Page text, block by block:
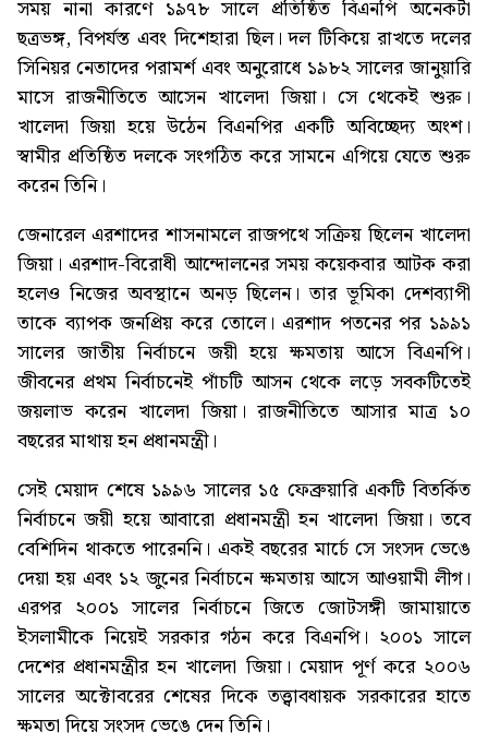
সময় নানা কারণে ১৯৭৮ সালে প্রতিষ্ঠিত বিএনপি অনেকটা
ছত্রভঙ্গ, বিপর্যস্ত এবং দিশেহারা ছিল। দল টিকিয়ে রাখতে দলের
সিনিয়র নেতাদের পরামর্শ এবং অনুরোধে ১৯৮২ সালের জানুয়ারি
মাসে রাজনীতিতে আসেন খালেদা জিয়া। সে থেকেই শুরু।
খালেদা জিয়া হয়ে উঠেন বিএনপির একটি অবিচ্ছেদ্য অংশ।
স্বামীর প্রতিষ্ঠিত দলকে সংগঠিত করে সামনে এগিয়ে যেতে শুরু
করেন তিনি।
জেনারেল এরশাদের শাসনামলে রাজপথে সক্রিয় ছিলেন খালেদা
জিয়া। এরশাদ-বিরোধী আন্দোলনের সময় কয়েকবার আটক করা
হলেও নিজের অবস্থানে অনড় ছিলেন। তার ভূমিকা দেশব্যাপী
তাকে ব্যাপক জনপ্রিয় করে তোলে। এরশাদ পতনের পর ১৯৯১
সালের জাতীয় নির্বাচনে জয়ী হয়ে ক্ষমতায় আসে বিএনপি।
জীবনের প্রথম নির্বাচনেই পাঁচটি আসন থেকে লড়ে সবকটিতেই
জয়লাভ করেন খালেদা জিয়া। রাজনীতিতে আসার মাত্র ১০
বছরের মাথায় হন প্রধানমন্ত্রী।
সেই মেয়াদ শেষে ১৯৯৬ সালের ১৫ ফেব্রুয়ারি একটি বিতর্কিত
নির্বাচনে জয়ী হয়ে আবারো প্রধানমন্ত্রী হন খালেদা জিয়া। তবে
বেশিদিন থাকতে পারেননি। একই বছরের মার্চে সে সংসদ ভেঙে
দেয়া হয় এবং ১২ জুনের নির্বাচনে ক্ষমতায় আসে আওয়ামী লীগ।
এরপর ২০০১ সালের নির্বাচনে জিতে জোটসঙ্গী জামায়াতে
ইসলামীকে নিয়েই সরকার গঠন করে বিএনপি। ২০০১ সালে
দেশের প্রধানমন্ত্রীর হন খালেদা জিয়া। মেয়াদ পূর্ণ করে ২০০৬
সালের অক্টোবরের শেষের দিকে তত্ত্বাবধায়ক সরকারের হাতে
ক্ষমতা দিয়ে সংসদ ভেঙে দেন তিনি।